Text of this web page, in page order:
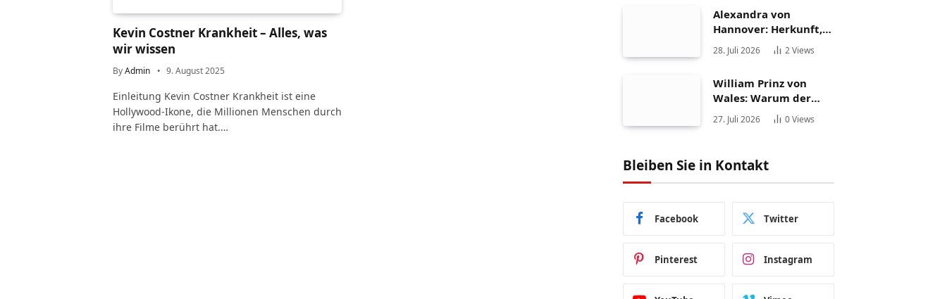
Kevin Costner Krankheit – Alles, was
wir wissen
ByAdmin 9. August 2025
Einleitung Kevin Costner Krankheit ist eine
Hollywood-Ikone, die Millionen Menschen durch
ihre Filme berührt hat.…
Alexandra von
Hannover: Herkunft,
Karriere und
Privatleben
28. Juli 2026 2Views
William Prinz von
Wales: Warum der
Thronfolger weltweit
fasziniert
27. Juli 2026 0Views
Bleiben Sie in Kontakt
Facebook Twitter
Pinterest Instagram